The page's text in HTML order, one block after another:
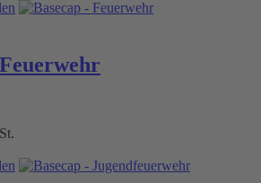
Dieses
Varianten
der
Dieses